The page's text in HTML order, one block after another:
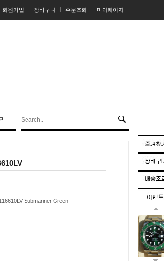
회원가입 장바구니 주문조회 마이페이지
Submariner Green